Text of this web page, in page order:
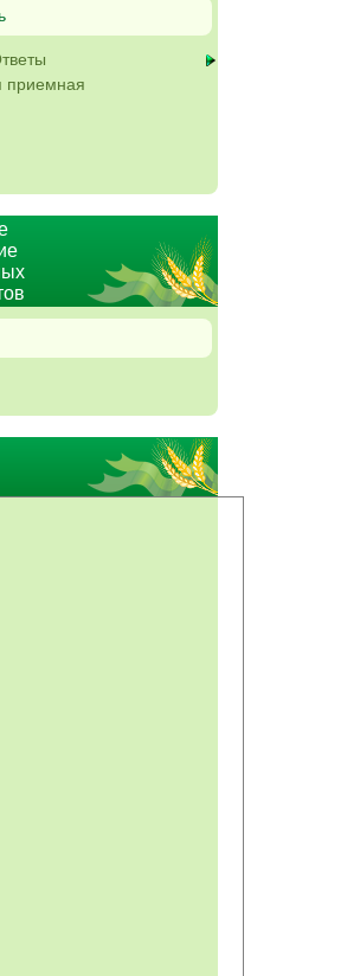
приемная